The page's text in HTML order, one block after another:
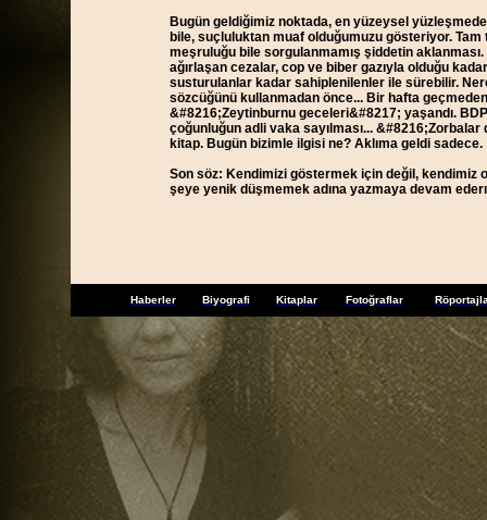
Bugün geldiğimiz noktada, en yüzeysel
bile, suçluluktan muaf olduğumuzu gösteriyor.
meşruluğu bile sorgulanmamış şiddetin
ağırlaşan cezalar, cop ve biber gazıyla olduğu
susturulanlar kadar sahiplenilenler ile sürebilir.
sözcüğünü kullanmadan önce... Bir hafta
&#8216;Zeytinburnu geceleri&#8217; yaşandı.
çoğunluğun adli vaka sayılması... &#8216;Zorbalar
kitap. Bugün bizimle ilgisi ne? Aklıma geldi sadece.
Son söz: Kendimizi göstermek için değil, kendimiz
şeye yenik düşmemek adına yazmaya devam
Haberler Biyografi Kitaplar Fotoğraflar